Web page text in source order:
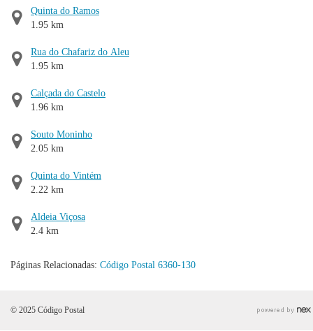
Quinta do Ramos
1.95 km
Rua do Chafariz do Aleu
1.95 km
Calçada do Castelo
1.96 km
Souto Moninho
2.05 km
Quinta do Vintém
2.22 km
Aldeia Viçosa
2.4 km
Páginas Relacionadas: Código Postal 6360-130
© 2025 Código Postal